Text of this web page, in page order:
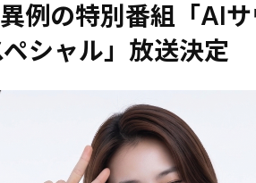
例の特別番組「AI
シャル」放送決定